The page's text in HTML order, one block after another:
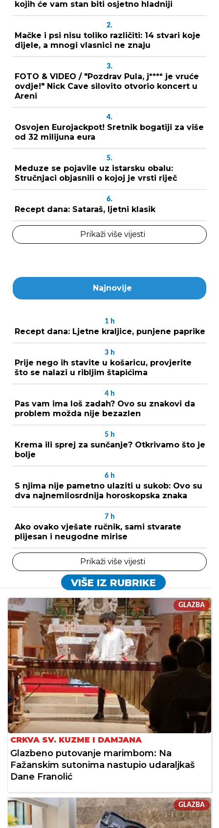
kojih će vam stan biti osjetno hladniji
2.
Mačke i psi nisu toliko različiti: 14 stvari koje
dijele, a mnogi vlasnici ne znaju
3.
FOTO & VIDEO / "Pozdrav Pula, j**** je vruće
ovdje!" Nick Cave silovito otvorio koncert u
Areni
4.
Osvojen Eurojackpot! Sretnik bogatiji za više
od 32 milijuna eura
5.
Meduze se pojavile uz istarsku obalu:
Stručnjaci objasnili o kojoj je vrsti riječ
6.
Recept dana: Sataraš, ljetni klasik
Prikaži više vijesti
Najnovije
1 h
Recept dana: Ljetne kraljice, punjene paprike
3 h
Prije nego ih stavite u košaricu, provjerite
što se nalazi u ribljim štapićima
4 h
Pas vam ima loš zadah? Ovo su znakovi da
problem možda nije bezazlen
5 h
Krema ili sprej za sunčanje? Otkrivamo što je
bolje
6 h
S njima nije pametno ulaziti u sukob: Ovo su
dva najnemilosrdnija horoskopska znaka
7 h
Ako ovako vješate ručnik, sami stvarate
plijesan i neugodne mirise
Prikaži više vijesti
VIŠE IZ RUBRIKE
GLAZBA
CRKVA SV. KUZME I DAMJANA
Glazbeno putovanje marimbom: Na
Fažanskim sutonima nastupio udaraljkaš
Dane Franolić
GLAZBA